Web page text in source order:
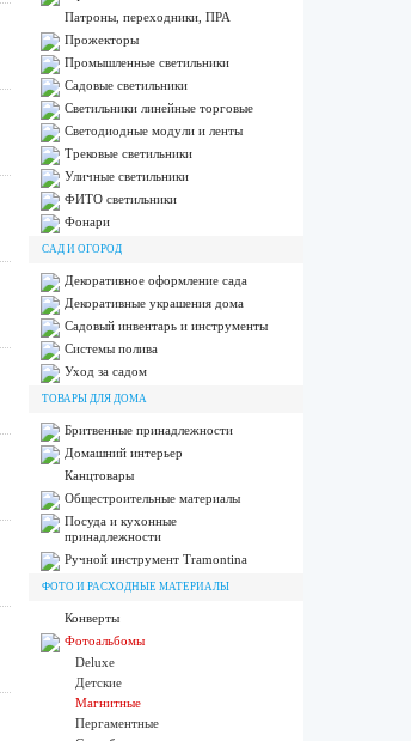
Патроны, переходники, ПРА
Прожекторы
Промышленные светильники
Садовые светильники
Светильники линейные торговые
Светодиодные модули и ленты
Трековые светильники
Уличные светильники
ФИТО светильники
Фонари
САД И ОГОРОД
Декоративное оформление сада
Декоративные украшения дома
Садовый инвентарь и инструменты
Системы полива
Уход за садом
ТОВАРЫ ДЛЯ ДОМА
Бритвенные принадлежности
Домашний интерьер
Канцтовары
Общестроительные материалы
Посуда и кухонные
принадлежности
Ручной инструмент Tramontina
ФОТО И РАСХОДНЫЕ МАТЕРИАЛЫ
Конверты
Фотоальбомы
Deluxe
Детские
Магнитные
Пергаментные